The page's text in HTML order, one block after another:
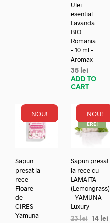
Ulei
esential
Lavanda
BIO
Romania
– 10 ml –
Aromax
35 lei
ADD TO
CART
NOU!
Sapun
presat la
rece
Floare
de
CIRES –
Yamuna
NOU!
REDUC
ERE!
Sapun presat
la rece cu
LAMAITA
(Lemongrass)
– YAMUNA
Luxury
23lei 14 lei